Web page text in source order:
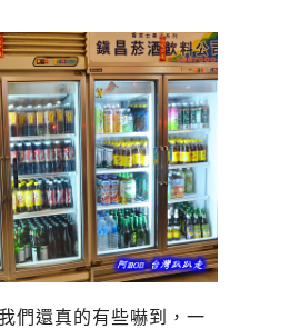
們還真的有些嚇到，一